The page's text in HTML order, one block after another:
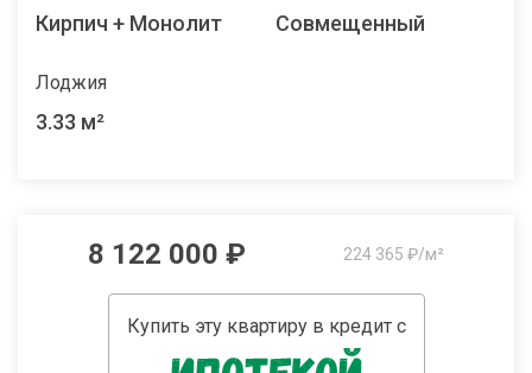
Кирпич + Монолит Совмещенный
Лоджия
3.33 м²
8 122 000 ₽ 224 365 ₽/м²
Купить эту квартиру в кредит с